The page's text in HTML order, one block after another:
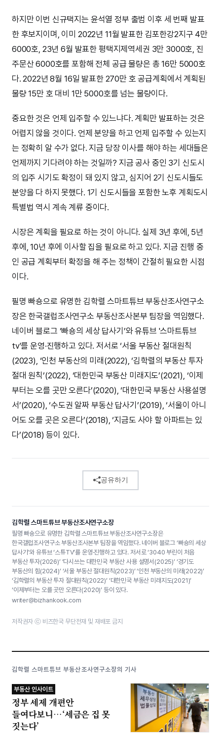
하지만 이번 신규택지는 윤석열 정부 출범 이후 세 번째 발표
한 후보지이며, 이미 2022년 11월 발표한 김포한강2지구 4만
6000호, 23년 6월 발표한 평택지제역세권 3만 3000호, 진
주문산 6000호를 포함해 전체 공급 물량은 총 16만 5000호
다. 2022년 8월 16일 발표한 270만 호 공급계획에서 계획된
물량 15만 호 대비 1만 5000호를 넘는 물량이다.
중요한 것은 언제 입주할 수 있느냐다. 계획만 발표하는 것은
어렵지 않을 것이다. 언제 분양을 하고 언제 입주할 수 있는지
는 정확히 알 수가 없다. 지금 당장 이사를 해야 하는 세대들은
언제까지 기다려야 하는 것일까? 지금 공사 중인 3기 신도시
의 입주 시기도 확정이 돼 있지 않고, 심지어 2기 신도시들도
분양을 다 하지 못했다. 1기 신도시들을 포함한 노후 계획도시
특별법 역시 계속 계류 중이다.
시장은 계획을 필요로 하는 것이 아니다. 실제 3년 후에, 5년
후에, 10년 후에 이사할 집을 필요로 하고 있다. 지금 진행 중
인 공급 계획부터 확정을 해 주는 정책이 간절히 필요한 시점
이다.
필명 빠숑으로 유명한 김학렬 스마트튜브 부동산조사연구소
장은 한국갤럽조사연구소 부동산조사본부 팀장을 역임했다.
네이버 블로그 ‘빠숑의 세상 답사기’와 유튜브 '스마트튜브
tv'를 운영·진행하고 있다. 저서로 ‘서울 부동산 절대원칙
(2023), ‘인천 부동산의 미래(2022), ‘김학렬의 부동산 투자
절대 원칙’(2022), ‘대한민국 부동산 미래지도’(2021), ‘이제
부터는 오를 곳만 오른다’(2020), ‘대한민국 부동산 사용설명
서’(2020), ‘수도권 알짜 부동산 답사기’(2019), ‘서울이 아니
어도 오를 곳은 오른다’(2018), ‘지금도 사야 할 아파트는 있
다’(2018) 등이 있다.
공유하기
김학렬 스마트튜브 부동산조사연구소장
필명 빠숑으로 유명한 김학렬 스마트튜브 부동산조사연구소장은
한국갤럽조사연구소 부동산조사본부 팀장을 역임했다. 네이버 블로그 ‘빠숑의 세상
답사기’와 유튜브 ‘스튜TV’를 운영·진행하고 있다. 저서로 ‘3040 부린이 처음
부동산 투자(2026)’ ‘다시쓰는 대한민국 부동산 사용 설명서(2025)’ ‘경기도
부동산의 힘(2024)’ ‘서울 부동산 절대원칙(2023)’ ‘인천 부동산의 미래(2022)’
‘김학렬의 부동산 투자 절대원칙(2022)’ ‘대한민국 부동산 미래지도(2021)’
‘이제부터는 오를 곳만 오른다(2020)’ 등이 있다.
writer@bizhankook.com
저작권자 ⓒ 비즈한국 무단전재 및 재배포 금지
김학렬 스마트튜브 부동산조사연구소장의 기사
부동산 인사이트
정부 세제 개편안
들여다보니…‘세금은 집 못
짓는다’